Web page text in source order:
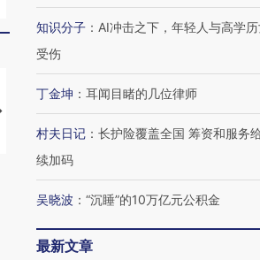
心“花钱找虐”？
【推广】走进第四届链博
会，让数智科技“链”接产
【特别呈现】寻找100种
有意思的生活方式·第三对
知识分子 ： AI冲击之下，年轻人与高学
受伤
丁金坤 ： 耳闻目睹的几位律师
村夫日记 ： 长护险覆盖全国 筹资和服务
续加码
吴晓波 ： “沉睡”的10万亿元公积金
最新文章